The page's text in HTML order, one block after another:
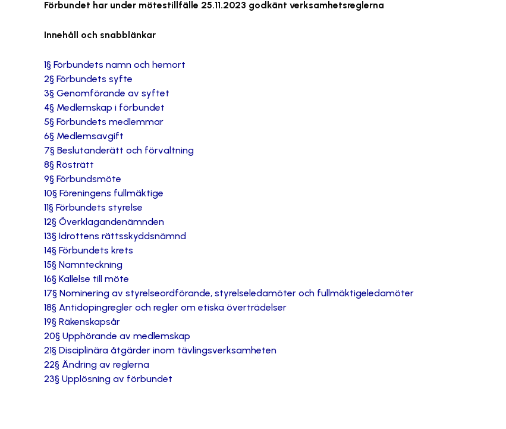
Förbundet har under mötestillfälle 25.11.2023 godkänt verksamhetsreglerna
Innehåll och snabblänkar
1§ Förbundets namn och hemort
2§ Förbundets syfte
3§ Genomförande av syftet
4§ Medlemskap i förbundet
5§ Förbundets medlemmar
6§ Medlemsavgift
7§ Beslutanderätt och förvaltning
8§ Rösträtt
9§ Förbundsmöte
10§ Föreningens fullmäktige
11§ Förbundets styrelse
12§ Överklagandenämnden
13§ Idrottens rättsskyddsnämnd
14§ Förbundets krets
15§ Namnteckning
16§ Kallelse till möte
17§ Nominering av styrelseordförande, styrelseledamöter och fullmäktigeledamöter
18§ Antidopingregler och regler om etiska överträdelser
19§ Räkenskapsår
20§ Upphörande av medlemskap
21§ Disciplinära åtgärder inom tävlingsverksamheten
22§ Ändring av reglerna
23§ Upplösning av förbundet